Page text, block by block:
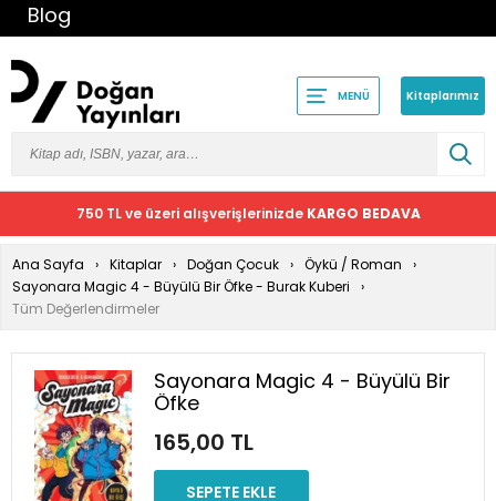
Blog
MENÜ Kitaplarımız
750 TL ve üzeri alışverişlerinizde KARGO BEDAVA
Ana Sayfa Kitaplar Doğan Çocuk
Öykü / Roman
Sayonara Magic 4 - Büyülü Bir Öfke - Burak Kuberi
Tüm Değerlendirmeler
Sayonara Magic 4 - Büyülü Bir
Öfke
165,00 TL
SEPETE EKLE